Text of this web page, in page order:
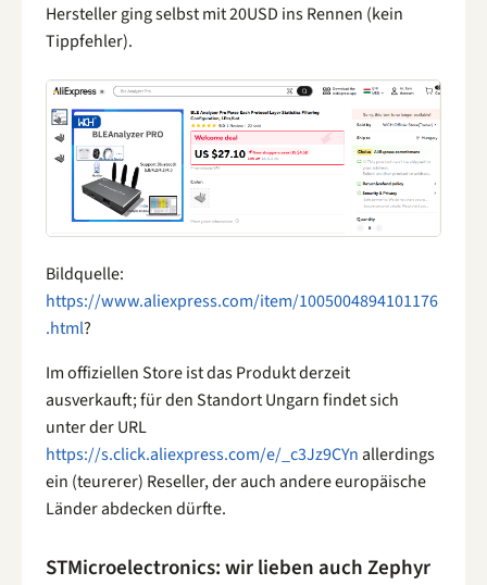
Hersteller ging selbst mit 20USD ins Rennen (kein
Tippfehler).
Bildquelle:
https://www.aliexpress.com/item/1005004894101176
.html?
Im offiziellen Store ist das Produkt derzeit
ausverkauft; für den Standort Ungarn findet sich
unter der URL
https://s.click.aliexpress.com/e/_c3Jz9CYnallerdings
ein (teurerer) Reseller, der auch andere europäische
Länder abdecken dürfte.
STMicroelectronics: wir lieben auch Zephyr